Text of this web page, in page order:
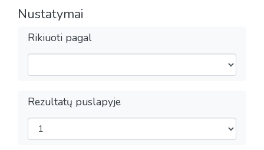
Nustatymai
Rikiuoti pagal
Rezultatų puslapyje